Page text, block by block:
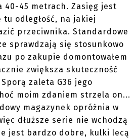
40-45 metrach. Zasięg jest
odległość, na jakiej
przeciwnika. Standardowe
sprawdzają się stosunkowo
po zakupie domontowałem
zwiększa skuteczność
zaleta G36 jego
moim zdaniem strzela on...
magazynek opróżnia w
dłuższe serie nie wchodzą
jest bardzo dobre, kulki lecą